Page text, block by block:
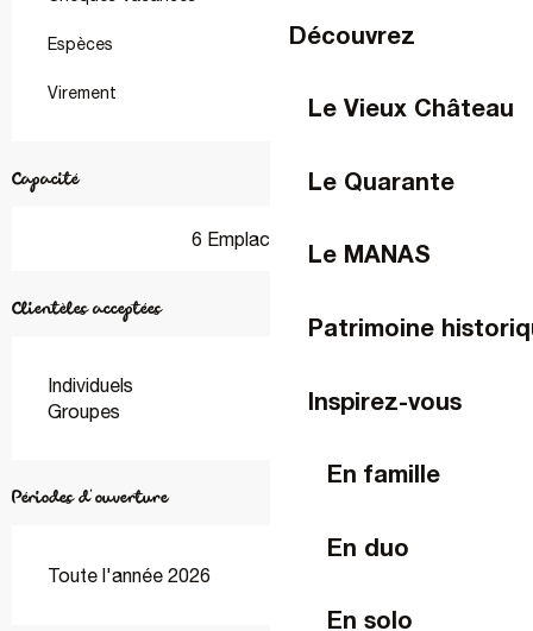
Découvrez
Le Vieux Château
Le Quarante
Le MANAS
Patrimoine
Inspirez-vous
En famille
En duo
En solo
Espèces
Virement
Capacité
6 Emplacement(s)
Clientèles acceptées
Individuels
Groupes
Périodes d'ouverture
Toute l'année 2026